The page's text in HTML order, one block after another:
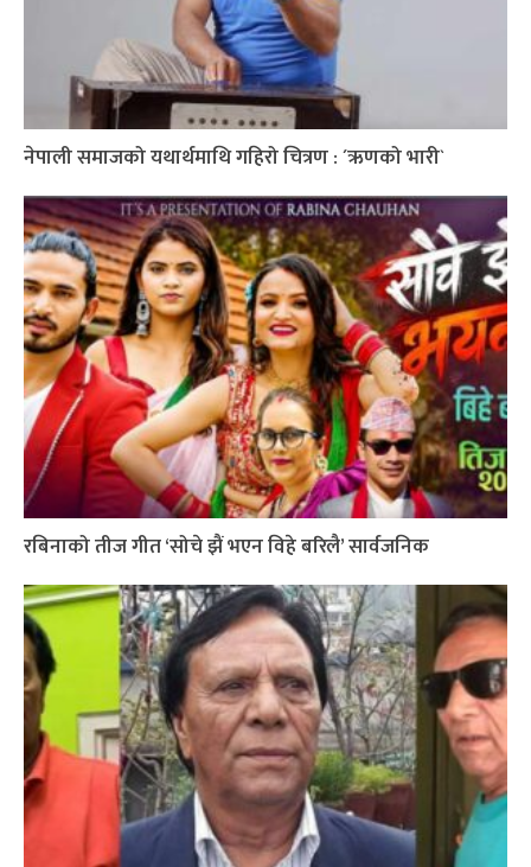
नेपाली समाजको यथार्थमाथि गहिरो चित्रण : ´ऋणको भारी`
रबिनाको तीज गीत ‘सोचे झैं भएन विहे बरिलै’ सार्वजनिक